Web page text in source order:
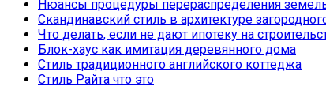
Нюансы процедуры перераспределения
Скандинавский стиль в архитектуре
Что делать, если не дают ипотеку на
Блок-хаус как имитация деревянного дома
Стиль традиционного английского коттеджа
Стиль Райта что это